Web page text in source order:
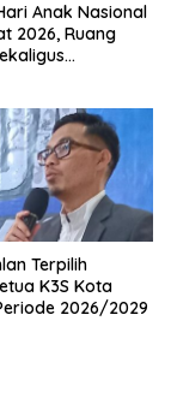
Anak Nasional
2026, Ruang
Terpilih
K3S Kota
2026/2029